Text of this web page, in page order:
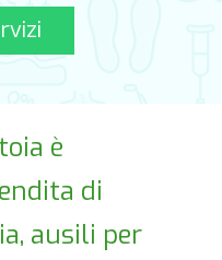
è
di
ausili per